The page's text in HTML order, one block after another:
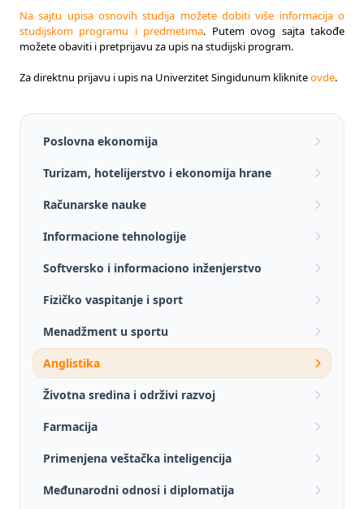
Poslovna ekonomija
Turizam, hotelijerstvo i ekonomija hrane
Računarske nauke
Informacione tehnologije
Softversko i informaciono inženjerstvo
Fizičko vaspitanje i sport
Menadžment u sportu
Anglistika
Životna sredina i održivi razvoj
Farmacija
Primenjena veštačka inteligencija
Međunarodni odnosi i diplomatija
Na sajtu upisa osnovih studija možete dobiti više informacija o
studijskom programu i predmetima. Putem ovog sajta takođe
možete obaviti i pretprijavu za upis na studijski program.
Za direktnu prijavu i upis na Univerzitet Singidunum klikniteovde.